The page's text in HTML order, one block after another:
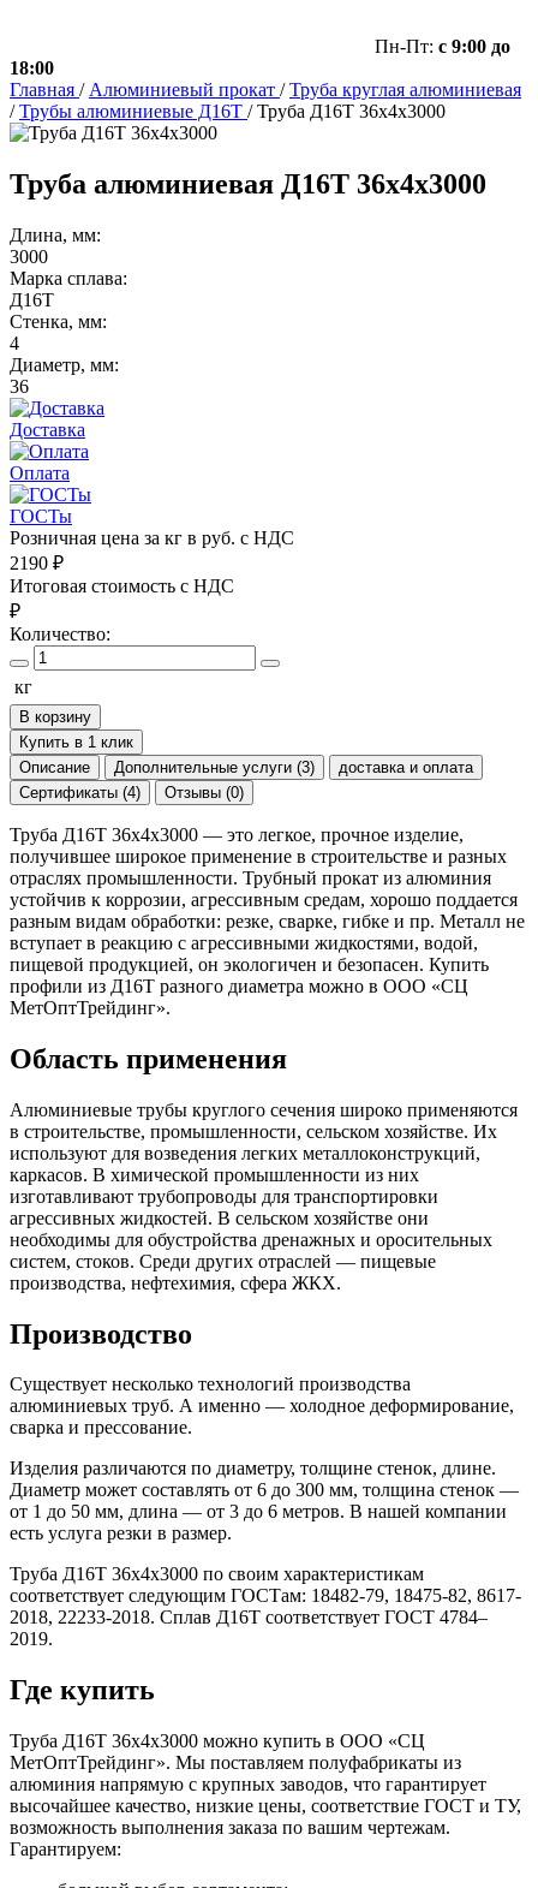
Пн-Пт: с 9:00 до
18:00
Главная / Алюминиевый прокат / Труба круглая алюминиевая
/ Трубы алюминиевые Д16Т / Труба Д16Т 36х4х3000
Труба алюминиевая Д16Т 36x4x3000
Длина, мм:
3000
Марка сплава:
Д16Т
Стенка, мм:
4
Диаметр, мм:
36
Доставка
Оплата
ГОСТы
Розничная цена за кг в руб. с НДС
2190 ₽
Итоговая стоимость с НДС
₽
Количество:
кг
В корзину
Купить в 1 клик
Описание
Дополнительные услуги (3)
доставка и оплата
Сертификаты (4)
Отзывы (0)
Труба Д16Т 36х4х3000 — это легкое, прочное изделие,
получившее широкое применение в строительстве и разных
отраслях промышленности. Трубный прокат из алюминия
устойчив к коррозии, агрессивным средам, хорошо поддается
разным видам обработки: резке, сварке, гибке и пр. Металл не
вступает в реакцию с агрессивными жидкостями, водой,
пищевой продукцией, он экологичен и безопасен. Купить
профили из Д16Т разного диаметра можно в ООО «СЦ
МетОптТрейдинг».
Область применения
Алюминиевые трубы круглого сечения широко применяются
в строительстве, промышленности, сельском хозяйстве. Их
используют для возведения легких металлоконструкций,
каркасов. В химической промышленности из них
изготавливают трубопроводы для транспортировки
агрессивных жидкостей. В сельском хозяйстве они
необходимы для обустройства дренажных и оросительных
систем, стоков. Среди других отраслей — пищевые
производства, нефтехимия, сфера ЖКХ.
Производство
Существует несколько технологий производства
алюминиевых труб. А именно — холодное деформирование,
сварка и прессование.
Изделия различаются по диаметру, толщине стенок, длине.
Диаметр может составлять от 6 до 300 мм, толщина стенок —
от 1 до 50 мм, длина — от 3 до 6 метров. В нашей компании
есть услуга резки в размер.
Труба Д16Т 36х4х3000 по своим характеристикам
соответствует следующим ГОСТам: 18482-79, 18475-82, 8617-
2018, 22233-2018. Сплав Д16Т соответствует ГОСТ 4784–
2019.
Где купить
Труба Д16Т 36х4х3000 можно купить в ООО «СЦ
МетОптТрейдинг». Мы поставляем полуфабрикаты из
алюминия напрямую с крупных заводов, что гарантирует
высочайшее качество, низкие цены, соответствие ГОСТ и ТУ,
возможность выполнения заказа по вашим чертежам.
Гарантируем: